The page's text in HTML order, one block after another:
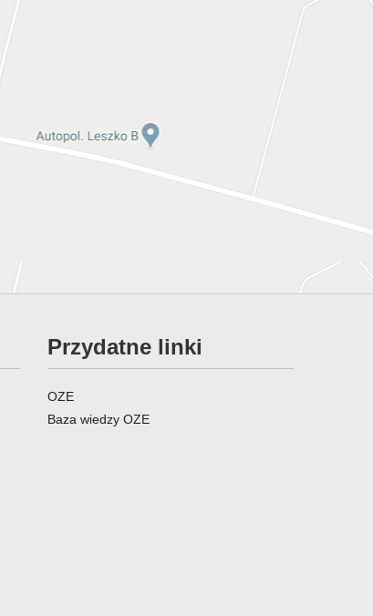
Przydatne linki
OZE
Baza wiedzy OZE